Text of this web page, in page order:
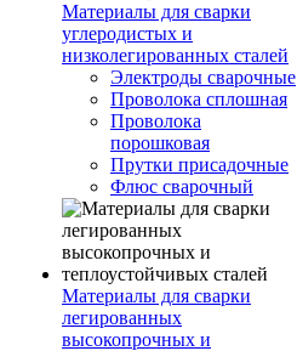
Материалы для сварки
углеродистых и
низколегированных сталей
Электроды сварочные
Проволока сплошная
Проволока
порошковая
Прутки присадочные
Флюс сварочный
Материалы для сварки
легированных
высокопрочных и